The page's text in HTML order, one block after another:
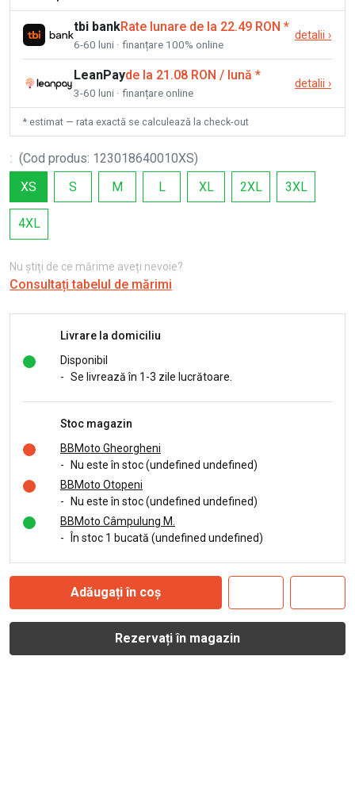
tbi bankRate lunare de la 22.49 RON *
6-60 luni · finanțare 100% online
detalii ›
LeanPayde la 21.08 RON / lună *
3-60 luni · finanțare online
detalii ›
* estimat — rata exactă se calculează la check-out
: (Cod produs: 123018640010XS)
XS
S M L XL 2XL 3XL
4XL
Nu știți de ce mărime aveți nevoie?
Consultați tabelul de mărimi
Livrare la domiciliu
Disponibil
- Se livrează în 1-3 zile lucrătoare.
Stoc magazin
BBMoto Gheorgheni
-
Nu este în stoc (undefined undefined)
BBMoto Otopeni
-
Nu este în stoc (undefined undefined)
BBMoto Câmpulung M.
-
În stoc 1 bucată (undefined undefined)
Adăugați în coș
Rezervați în magazin